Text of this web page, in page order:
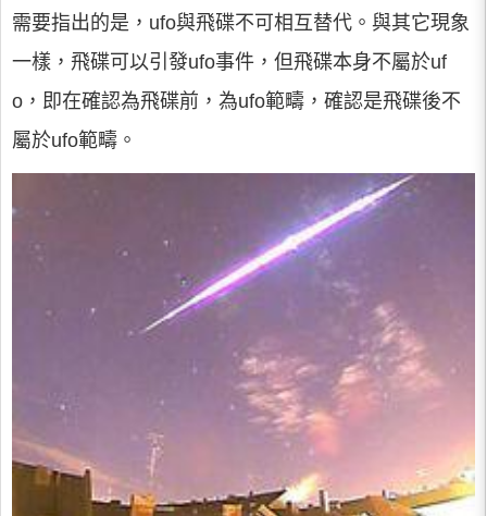
需要指出的是，ufo與飛碟不可相互替代。與其它現象
一樣，飛碟可以引發ufo事件，但飛碟本身不屬於uf
o，即在確認為飛碟前，為ufo範疇，確認是飛碟後不
屬於ufo範疇。